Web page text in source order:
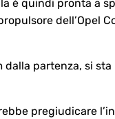
è quindi pronta a
dell’Opel
partenza, si
pregiudicare